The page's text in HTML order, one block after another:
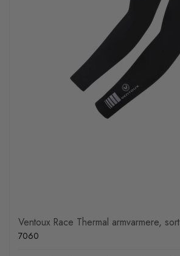
Ventoux Race Thermal armvarmere, sort
7060